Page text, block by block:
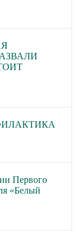
Первого
«Белый